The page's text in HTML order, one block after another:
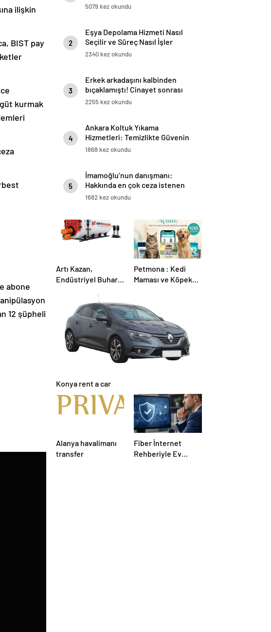
ilişkin
BIST pay
kurmak
abone
12 şüpheli
5079 kez okundu
2
Eşya Depolama Hizmeti Nasıl
Seçilir ve Süreç Nasıl İşler
2340 kez okundu
3
Erkek arkadaşını kalbinden
bıçaklamıştı! Cinayet sonrası
mesajlar ortaya çıktı:
2255 kez okundu
4
Ankara Koltuk Yıkama
Hizmetleri: Temizlikte Güvenin
Adresi
1868 kez okundu
5
İmamoğlu’nun danışmanı:
Hakkında en çok ceza istenen
belediye başkanı İmamoğlu
1682 kez okundu
Artı Kazan,
Endüstriyel Buhar
Çözümleriyle
Üretim Tesislerine
Verimli Sistemler
Sunuyor
Petmona : Kedi
Maması ve Köpek
Ürünleri
Konya rent a car
Alanya havalimanı
transfer
Fiber İnternet
Rehberiyle Ev